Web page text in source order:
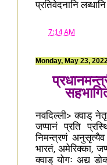
प्रतिवेदनानि
7:14 AM
Monday, May 23,
नवदिल्ली> क्वाड्
जप्पानं प्रति
निमन्त्रणं अनुसृत्यैव
भारतं, अमेरिक्का,
क्वाड् योगः अद्य